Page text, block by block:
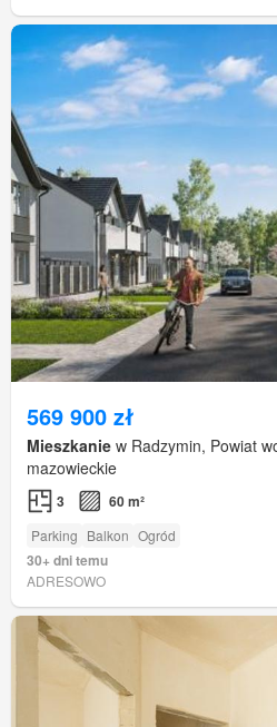
569 900 zł
Mieszkanie w Radzymin, Powiat
mazowieckie
3 60 m²
Parking Balkon Ogród
30+ dni temu
ADRESOWO